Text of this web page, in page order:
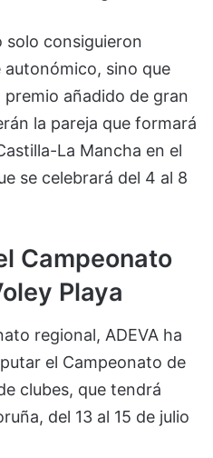
solo consiguieron
sino que
añadido de gran
la pareja que formará
La Mancha en el
se celebrará del 4 al 8
Campeonato
Playa
regional, ADEVA ha
el Campeonato de
clubes, que tendrá
del 13 al 15 de julio